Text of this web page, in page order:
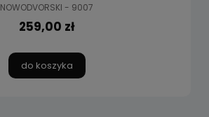
NOWODVORSKI - 9007
259,00 zł
do koszyka